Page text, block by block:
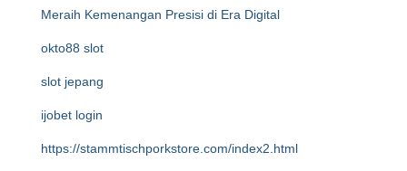
Meraih Kemenangan Presisi di Era Digital
okto88 slot
slot jepang
ijobet login
https://stammtischporkstore.com/index2.html